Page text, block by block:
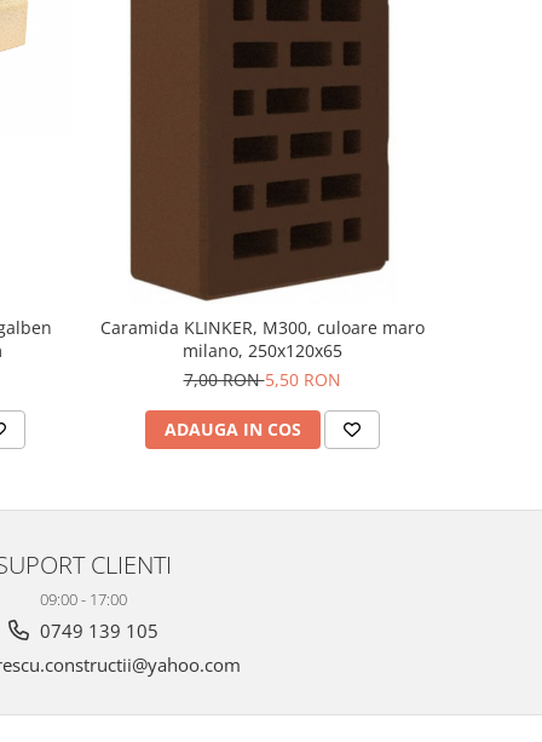
Caramida KLINKER, M300, culoare maro
milano, 250x120x65
7,00 RON5,50 RON
ADAUGA IN COS
CLIENTI
09:00 - 17:00
0749 139 105